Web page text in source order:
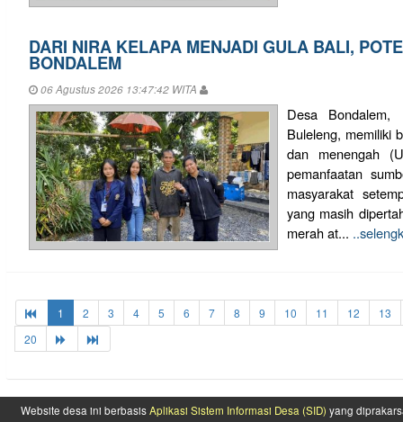
DARI NIRA KELAPA MENJADI GULA BALI,
BONDALEM
06 Agustus 2026 13:47:42 WITA
Desa Bondalem,
Buleleng, memiliki
dan menengah
pemanfaatan
masyarakat
yang masih
merah at...
1 2 3 4 5 6 7 8 9 10 11 12
13
20
Website desa ini berbasisAplikasi Sistem Informasi Desa (SID) yang